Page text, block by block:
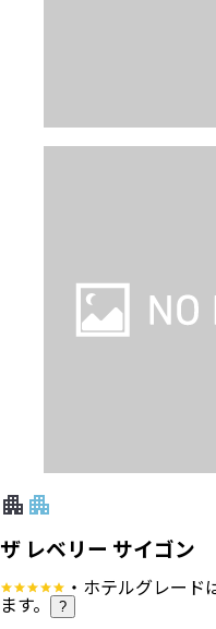
ザ レベリー サイゴン
・ホテルグレード
ます。 ?